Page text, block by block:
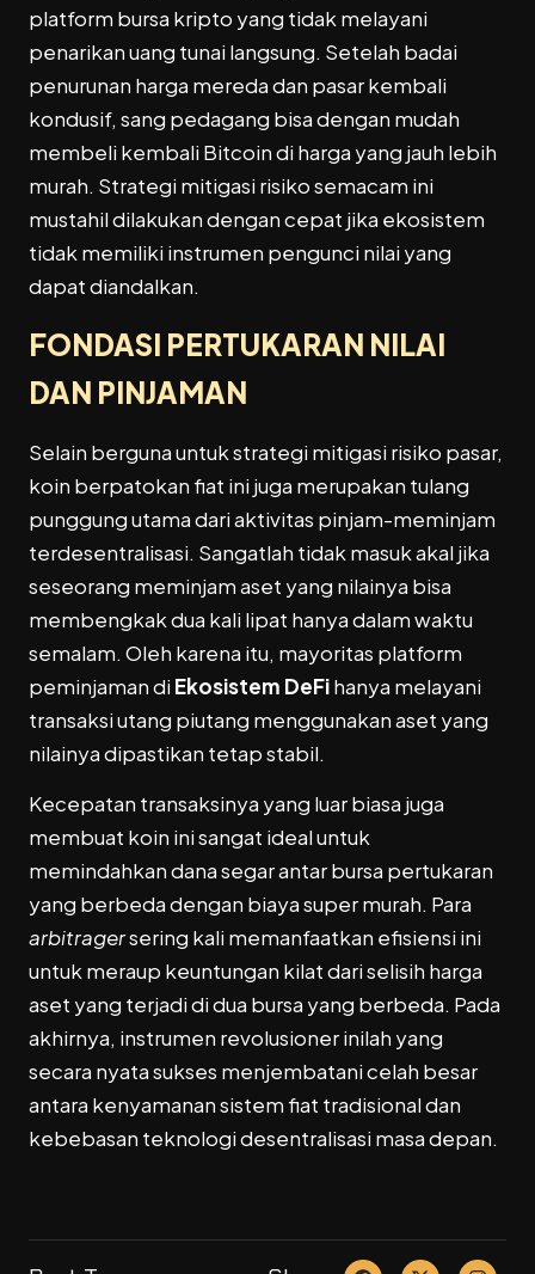
platform bursa kripto yang tidak melayani
penarikan uang tunai langsung. Setelah badai
penurunan harga mereda dan pasar kembali
kondusif, sang pedagang bisa dengan mudah
membeli kembali Bitcoin di harga yang jauh lebih
murah. Strategi mitigasi risiko semacam ini
mustahil dilakukan dengan cepat jika ekosistem
tidak memiliki instrumen pengunci nilai yang
dapat diandalkan.
FONDASI PERTUKARAN NILAI
DAN PINJAMAN
Selain berguna untuk strategi mitigasi risiko pasar,
koin berpatokan fiat ini juga merupakan tulang
punggung utama dari aktivitas pinjam-meminjam
terdesentralisasi. Sangatlah tidak masuk akal jika
seseorang meminjam aset yang nilainya bisa
membengkak dua kali lipat hanya dalam waktu
semalam. Oleh karena itu, mayoritas platform
peminjaman di Ekosistem DeFihanya melayani
transaksi utang piutang menggunakan aset yang
nilainya dipastikan tetap stabil.
Kecepatan transaksinya yang luar biasa juga
membuat koin ini sangat ideal untuk
memindahkan dana segar antar bursa pertukaran
yang berbeda dengan biaya super murah. Para
arbitragersering kali memanfaatkan efisiensi ini
untuk meraup keuntungan kilat dari selisih harga
aset yang terjadi di dua bursa yang berbeda. Pada
akhirnya, instrumen revolusioner inilah yang
secara nyata sukses menjembatani celah besar
antara kenyamanan sistem fiat tradisional dan
kebebasan teknologi desentralisasi masa depan.